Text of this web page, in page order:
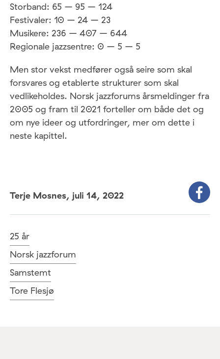
Storband: 65 – 95 – 124
Festivaler: 10 – 24 – 23
Musikere: 236 – 407 – 644
Regionale jazzsentre: 0 – 5 – 5
Men stor vekst medfører også seire som skal
forsvares og etablerte strukturer som skal
vedlikeholdes. Norsk jazzforums årsmeldinger fra
2005 og fram til 2021 forteller om både det og
om nye ideer og utfordringer, mer om dette i
neste kapittel.
Terje Mosnes, juli 14, 2022
25 år
Norsk jazzforum
Samstemt
Tore Flesjø